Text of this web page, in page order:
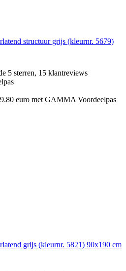
structuur grijs (kleurnr. 5679)
5 sterren, 15 klantreviews
euro met GAMMA Voordeelpas
grijs (kleurnr. 5821) 90x190 cm